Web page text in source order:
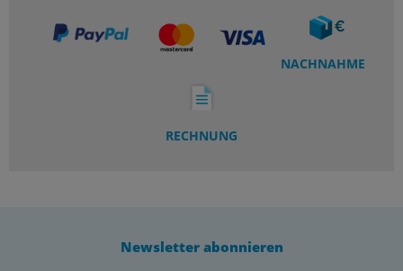
NACHNAHME
RECHNUNG
Newsletter abonnieren